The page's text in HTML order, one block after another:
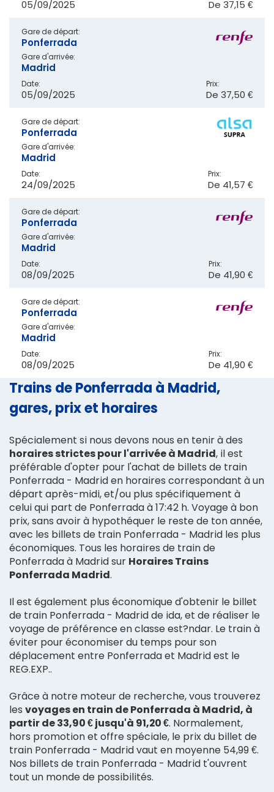
05/09/2025 De 37,15 €
Gare de départ:
Ponferrada
Gare d'arrivée:
Madrid
Date:
05/09/2025
Prix:
De 37,50 €
Gare de départ:
Ponferrada
Gare d'arrivée:
Madrid
Date:
24/09/2025
Prix:
De 41,57 €
Gare de départ:
Ponferrada
Gare d'arrivée:
Madrid
Date:
08/09/2025
Prix:
De 41,90 €
Gare de départ:
Ponferrada
Gare d'arrivée:
Madrid
Date:
08/09/2025
Prix:
De 41,90 €
Trains de Ponferrada à Madrid,
gares, prix et horaires
Spécialement si nous devons nous en tenir à des
horaires strictes pour l'arrivée à Madrid, il est
préférable d'opter pour l'achat de billets de train
Ponferrada - Madrid en horaires correspondant à un
départ après-midi, et/ou plus spécifiquement à
celui qui part de Ponferrada à 17:42 h. Voyage à bon
prix, sans avoir à hypothéquer le reste de ton année,
avec les billets de train Ponferrada - Madrid les plus
économiques. Tous les horaires de train de
Ponferrada à Madrid sur Horaires Trains
Ponferrada Madrid.
Il est également plus économique d'obtenir le billet
de train Ponferrada - Madrid de ida, et de réaliser le
voyage de préférence en classe est?ndar. Le train à
éviter pour économiser du temps pour son
déplacement entre Ponferrada et Madrid est le
REG.EXP..
Grâce à notre moteur de recherche, vous trouverez
les voyages en train de Ponferrada à Madrid, à
partir de 33,90 € jusqu'à 91,20 €. Normalement,
hors promotion et offre spéciale, le prix du billet de
train Ponferrada - Madrid vaut en moyenne 54,99 €.
Nos billets de train Ponferrada - Madrid t'ouvrent
tout un monde de possibilités.